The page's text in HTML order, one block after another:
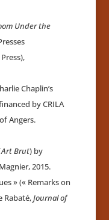
Under the
Chaplin’s
by CRILA
Angers.
Art Brut) by
2015.
» (« Remarks on
Rabaté,Journal of